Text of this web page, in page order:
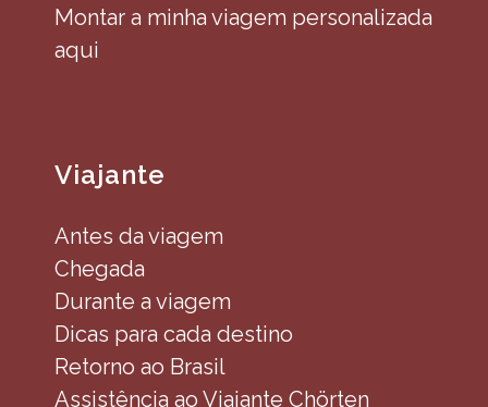
Montar a minha viagem personalizada
aqui
Viajante
Antes da viagem
Chegada
Durante a viagem
Dicas para cada destino
Retorno ao Brasil
Assistência ao Viajante Chörten